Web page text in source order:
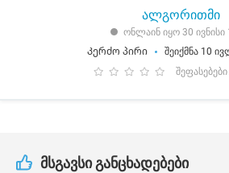
ალგორითმი
ონლაინ იყო 30 ივნისი
Კერძო პირი
შეიქმნა 10
მსგავსი განცხადებები